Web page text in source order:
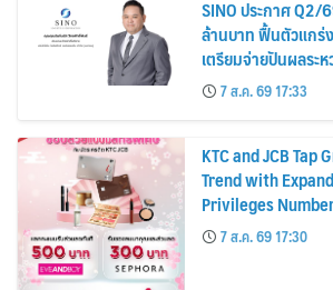
SINO ประกาศ Q2/
ล้านบาท ฟื้นตัวแกร่
เตรียมจ่ายปันผลระ
บาทต่อหุ้น ครึ่งปีหลัง
7 ส.ค. 69 17:33
KTC and JCB
Trend with
Privileges
Cardmembers
Cosmetics Rises
7 ส.ค. 69 17:30